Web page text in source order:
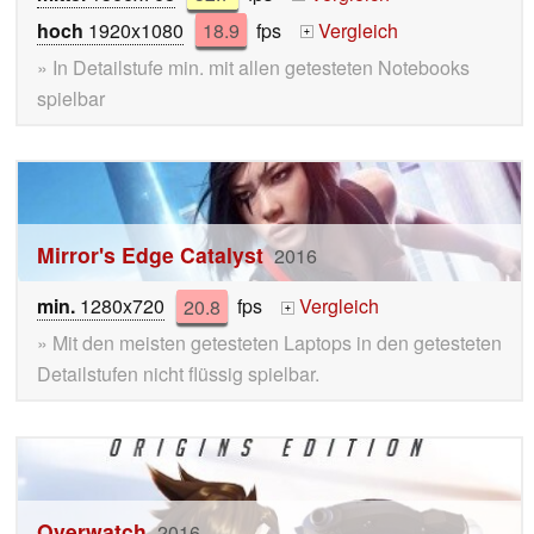
hoch 1920x1080 18.9 fps +
Vergleich
» In Detailstufe min. mit allen getesteten Notebooks
spielbar
Mirror's Edge Catalyst 2016
min. 1280x720 20.8 fps +
Vergleich
» Mit den meisten getesteten Laptops in den getesteten
Detailstufen nicht flüssig spielbar.